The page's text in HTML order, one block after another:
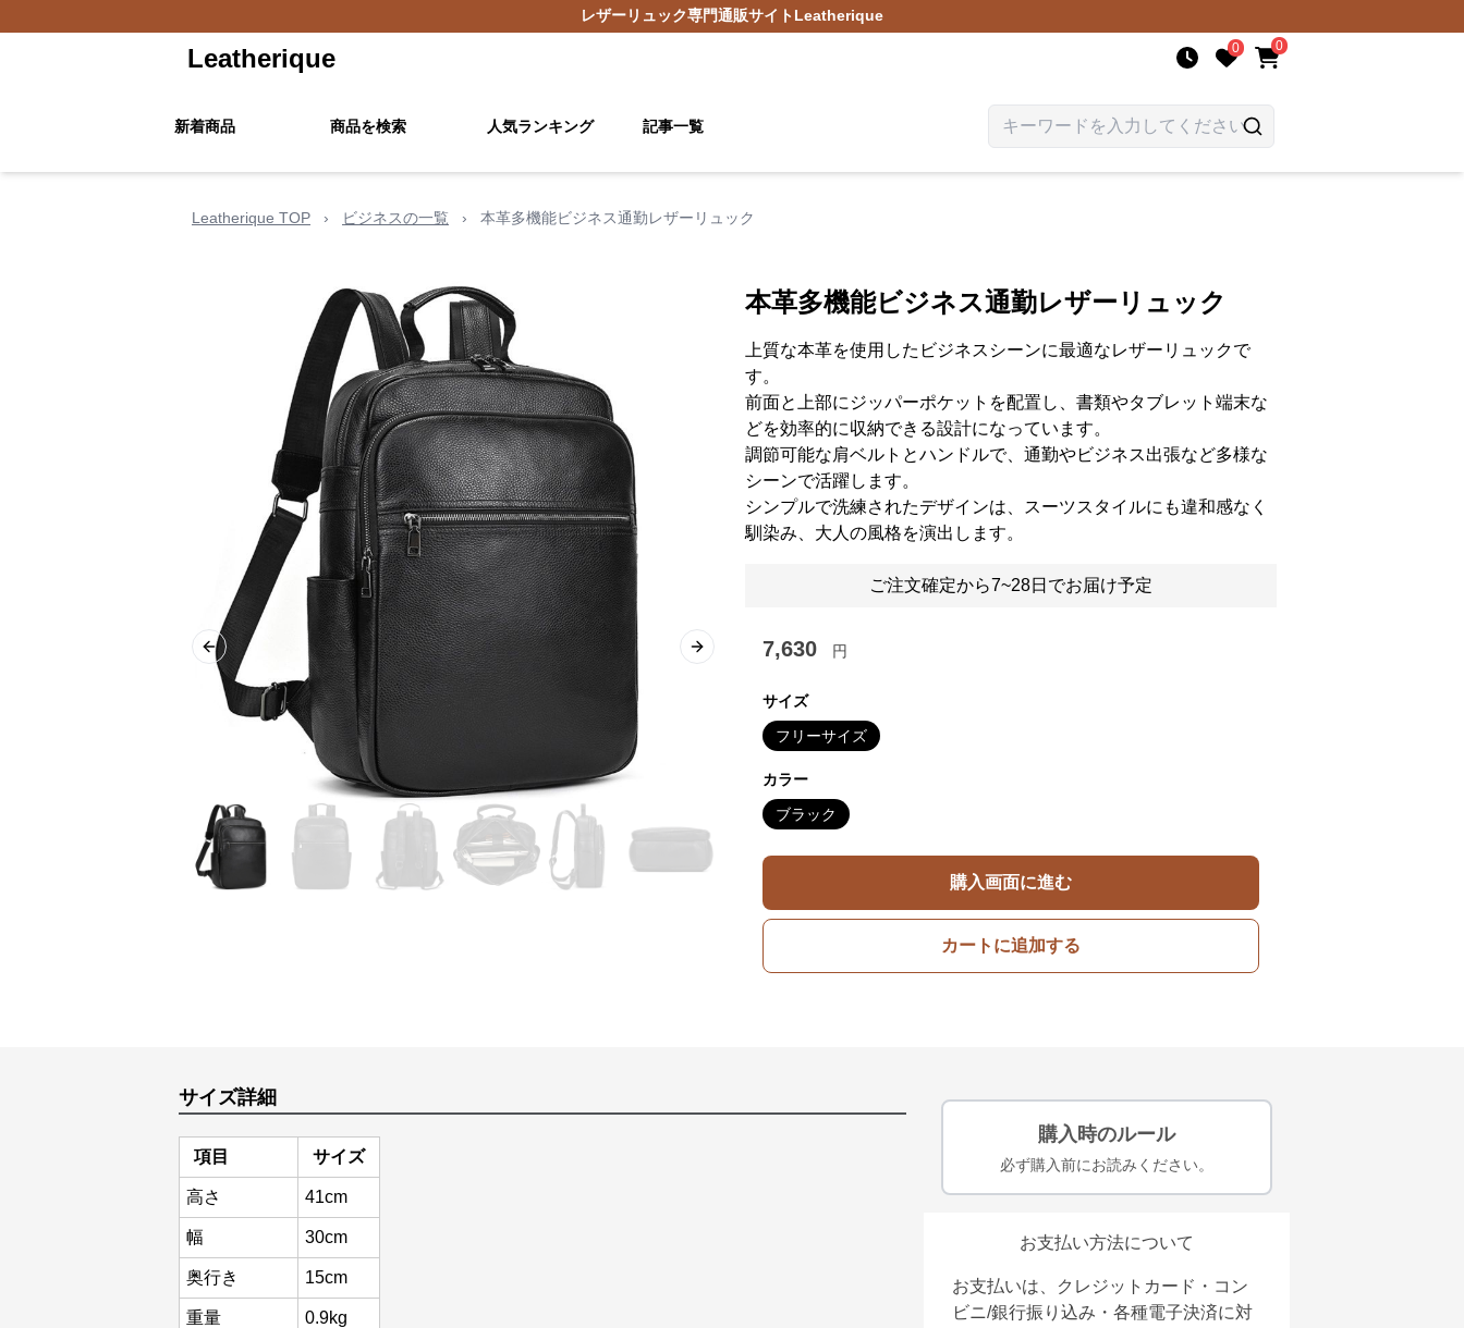
レザーリュック専門通販サイトLeatherique
Leatherique 0 0
新着商品 商品を検索 人気ランキング 記事一覧
Leatherique TOP › ビジネスの一覧 › 本革多機能ビジネス通勤レザーリュック
Previous slide Next slide
本革多機能ビジネス通勤レザーリュック
上質な本革を使用したビジネスシーンに最適なレザーリュックで
す。
前面と上部にジッパーポケットを配置し、書類やタブレット端末な
どを効率的に収納できる設計になっています。
調節可能な肩ベルトとハンドルで、通勤やビジネス出張など多様な
シーンで活躍します。
シンプルで洗練されたデザインは、スーツスタイルにも違和感なく
馴染み、大人の風格を演出します。
ご注文確定から7~28日でお届け予定
7,630 円
サイズ
フリーサイズ
カラー
ブラック
購入画面に進む
カートに追加する
サイズ詳細
項目 サイズ
高さ 41cm
幅 30cm
奥行き 15cm
重量 0.9kg
購入時のルール
必ず購入前にお読みください。
お支払い方法について
お支払いは、クレジットカード・コン
ビニ/銀行振り込み・各種電子決済に対